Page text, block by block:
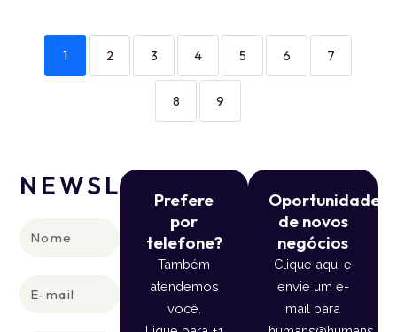
1 2 3 4 5 6 7
8 9
NEWSLETTER
Prefere
por
telefone?
Também
atendemos
você.
Oportunidade
de novos
negócios
Clique aqui e
envie um e-
mail para